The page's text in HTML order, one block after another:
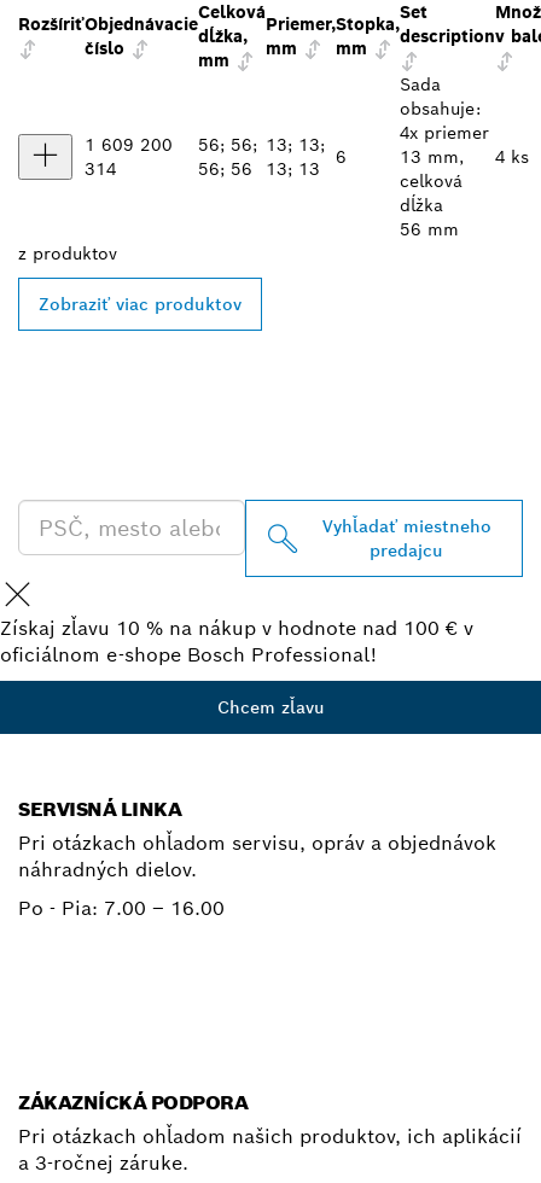
RozšíriťObjednávacie
číslo
Celková
dĺžka,
mm
Priemer,
mm
Stopka,
mm
Set
descriptionv
1 609 200
314
56; 56;
56; 56
13; 13;
13; 13
6
Sada
obsahuje:
4x priemer
13 mm,
celková
dĺžka
56 mm
4 ks
z produktov
Zobraziť viac produktov
Vyhľadať miestneho
predajcu
Získaj zľavu 10 % na nákup v hodnote nad 100 € v
oficiálnom e-shope Bosch Professional!
Chcem zľavu
SERVISNÁ LINKA
Pri otázkach ohľadom servisu, opráv a objednávok
náhradných dielov.
Po - Pia: 7.00 – 16.00
ZÁKAZNÍCKÁ PODPORA
Pri otázkach ohľadom našich produktov, ich aplikácií
a 3-ročnej záruke.